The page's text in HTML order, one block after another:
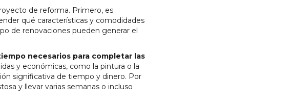
de reforma. Primero, es
qué características y comodidades
de renovaciones pueden generar el
necesarios para completar las
y económicas, como la pintura o la
significativa de tiempo y dinero. Por
y llevar varias semanas o incluso